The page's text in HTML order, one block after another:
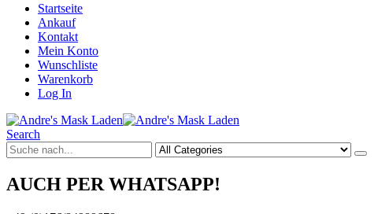
Startseite
Ankauf
Kontakt
Mein Konto
Wunschliste
Warenkorb
Log In
Search
AUCH PER WHATSAPP!